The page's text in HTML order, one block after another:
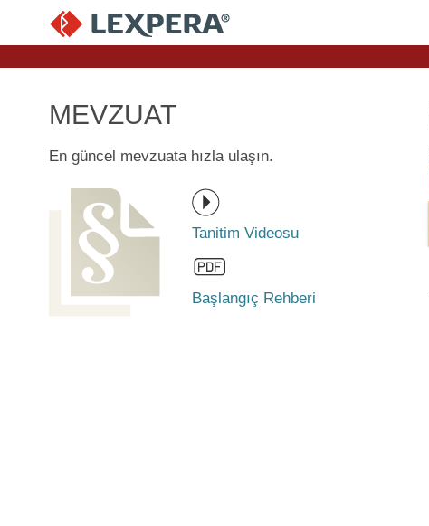
MEVZUAT
En güncel mevzuata hızla ulaşın.
Tanitim Videosu
Başlangıç Rehberi